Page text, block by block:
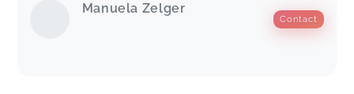
Manuela Zelger
Contact